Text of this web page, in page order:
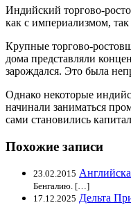
Индийский торгово-
как с империализмом,
Крупные торгово-
дома представляли
зарождался. Это была
Однако некоторые
начинали заниматься
сами становились
Похожие записи
23.02.2015
Бенгалию. […]
17.12.2025 Дельта